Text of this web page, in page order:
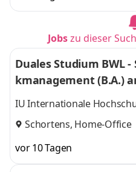
Jobszu dieser
Duales Studium BWL
kmanagement (B.A.)
Nordfrost GmbH & Co.
IU Internationale
Schortens, Home-Office
vor 10 Tagen